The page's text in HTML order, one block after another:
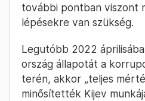
további pontban viszont
lépésekre van szükség.
Legutóbb 2022
ország állapotát a
terén, akkor „teljes
minősítették Kijev